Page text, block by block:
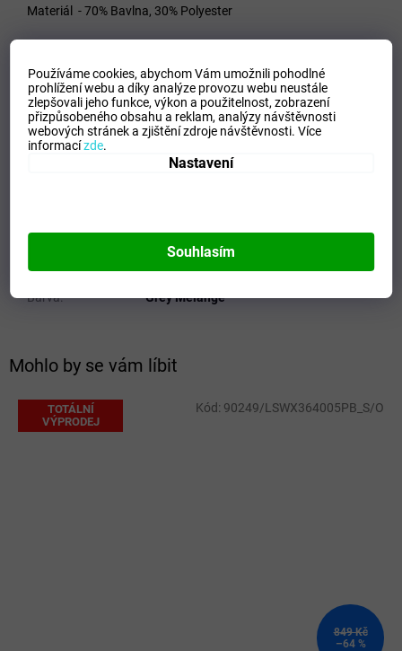
Používáme cookies, abychom Vám umožnili pohodlné
prohlížení webu a díky analýze provozu webu neustále
zlepšovali jeho funkce, výkon a použitelnost,zobrazení
přizpůsobeného obsahu a reklam, analýzy návštěvnosti
webových stránek a zjištění zdroje návštěvnosti.Více
informacízde.
Nastavení
Souhlasím
Mohlo by se vám líbit
TOTÁLNÍ
VÝPRODEJ
849 Kč
–64 %
Kód: 90249/LSWX364005PB_S/O
Materiál - 70% Bavlna, 30% Polyester
VELIKOSTNÍ TABULKA_MIZUNO
Doplňkové parametry
Kategorie
Zvolte variantu
Kategorie:
Mikiny
Freetime
Materiálové složení:
70% Cotton, 30% Polyester
Barva: Grey Melange